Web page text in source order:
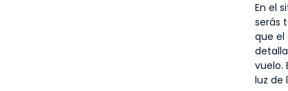
En el
serás
que
vuelo.
luz de